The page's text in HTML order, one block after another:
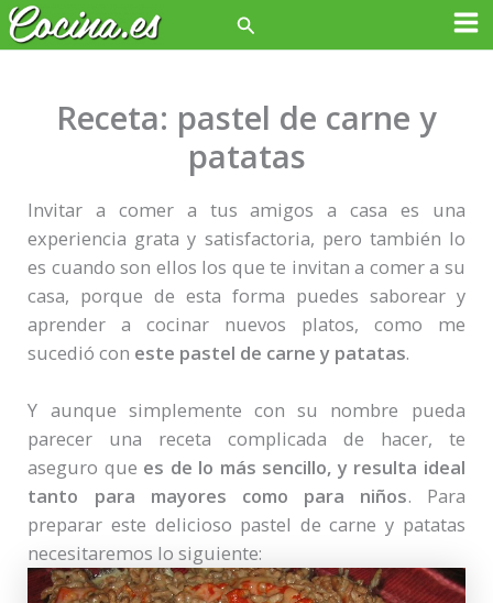
Ir
al
Buscar
Receta: pastel de carne y
patatas
Invitar a comer a tus amigos a casa es una
experiencia grata y satisfactoria, pero también lo
es cuando son ellos los que te invitan a comer a su
casa, porque de esta forma puedes saborear y
aprender a cocinar nuevos platos, como me
sucedió con este pastel de carne y patatas.
Y aunque simplemente con su nombre pueda
parecer una receta complicada de hacer, te
aseguro que es de lo más sencillo, y resulta ideal
tanto para mayores como para niños. Para
preparar este delicioso pastel de carne y patatas
necesitaremos lo siguiente: